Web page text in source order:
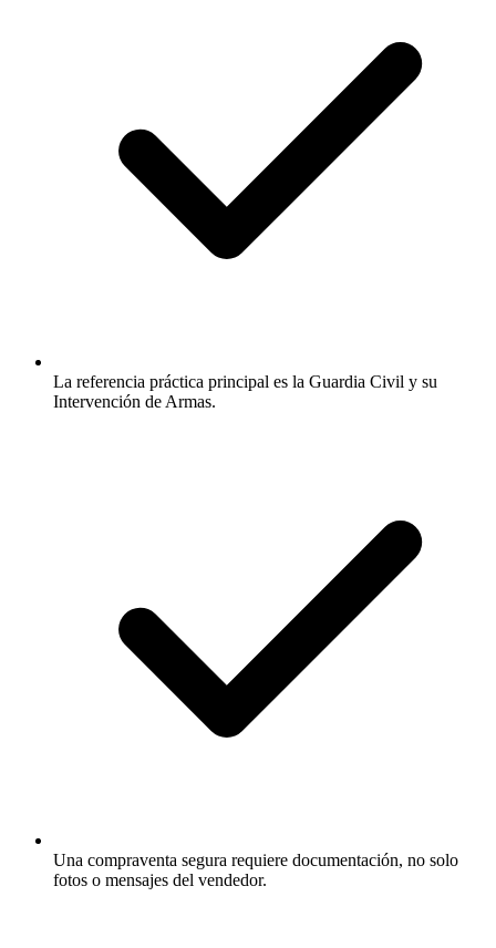
La referencia práctica principal es la Guardia Civil y su
Intervención de Armas.
Una compraventa segura requiere documentación, no solo
fotos o mensajes del vendedor.